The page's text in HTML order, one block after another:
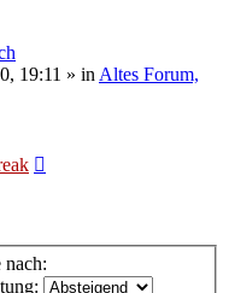
19:11 » in Altes Forum,
nach: